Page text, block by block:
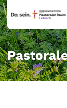
Zum Inhalt